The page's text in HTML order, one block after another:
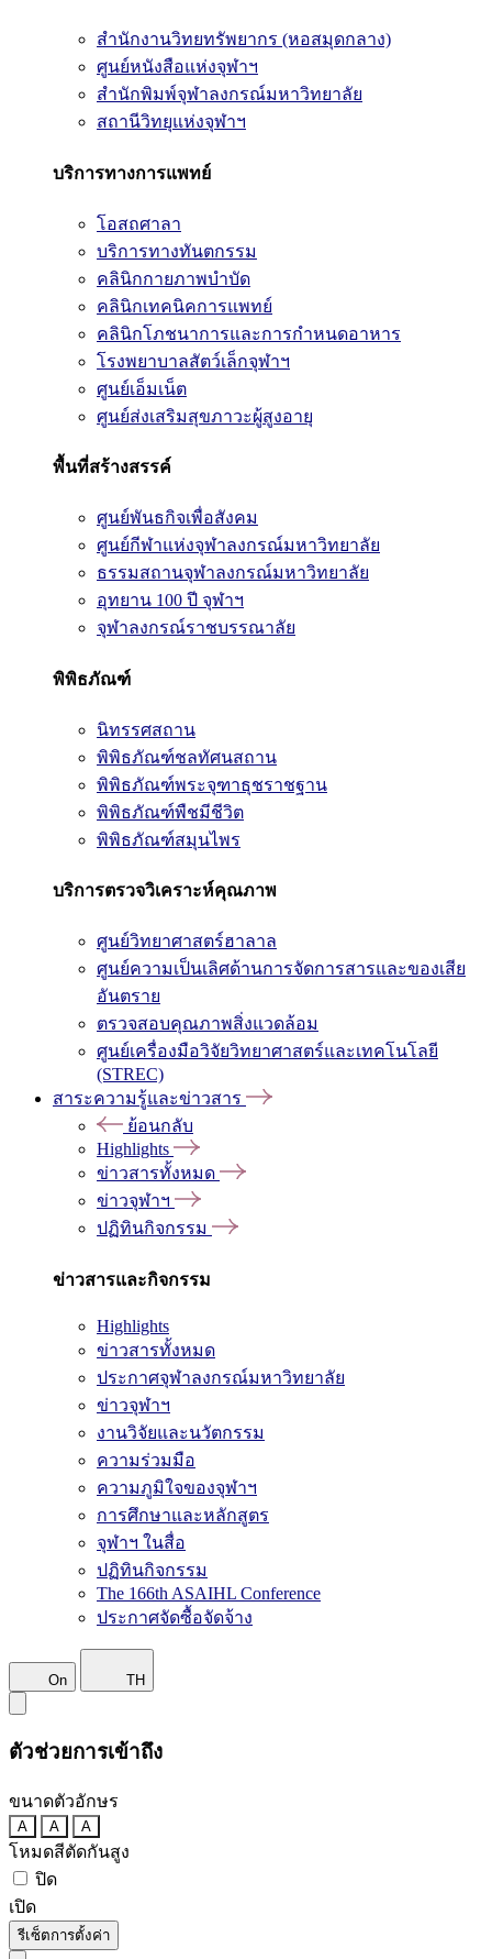
สำนักงานวิทยทรัพยากร (หอสมุดกลาง)
ศูนย์หนังสือแห่งจุฬาฯ
สำนักพิมพ์จุฬาลงกรณ์มหาวิทยาลัย
สถานีวิทยุแห่งจุฬาฯ
บริการทางการแพทย์
โอสถศาลา
บริการทางทันตกรรม
คลินิกกายภาพบำบัด
คลินิกเทคนิคการแพทย์
คลินิกโภชนาการและการกำหนดอาหาร
โรงพยาบาลสัตว์เล็กจุฬาฯ
ศูนย์เอ็มเน็ต
ศูนย์ส่งเสริมสุขภาวะผู้สูงอายุ
พื้นที่สร้างสรรค์
ศูนย์พันธกิจเพื่อสังคม
ศูนย์กีฬาแห่งจุฬาลงกรณ์มหาวิทยาลัย
ธรรมสถานจุฬาลงกรณ์มหาวิทยาลัย
อุทยาน 100 ปี จุฬาฯ
จุฬาลงกรณ์ราชบรรณาลัย
พิพิธภัณฑ์
นิทรรศสถาน
พิพิธภัณฑ์ชลทัศนสถาน
พิพิธภัณฑ์พระจุฑาธุชราชฐาน
พิพิธภัณฑ์พืชมีชีวิต
พิพิธภัณฑ์สมุนไพร
บริการตรวจวิเคราะห์คุณภาพ
ศูนย์วิทยาศาสตร์ฮาลาล
ศูนย์ความเป็นเลิศด้านการจัดการสารและของเสีย
อันตราย
ตรวจสอบคุณภาพสิ่งแวดล้อม
ศูนย์เครื่องมือวิจัยวิทยาศาสตร์และเทคโนโลยี
(STREC)
สาระความรู้และข่าวสาร
ย้อนกลับ
Highlights
ข่าวสารทั้งหมด
ข่าวจุฬาฯ
ปฏิทินกิจกรรม
ข่าวสารและกิจกรรม
Highlights
ข่าวสารทั้งหมด
ประกาศจุฬาลงกรณ์มหาวิทยาลัย
ข่าวจุฬาฯ
งานวิจัยและนวัตกรรม
ความร่วมมือ
ความภูมิใจของจุฬาฯ
การศึกษาและหลักสูตร
จุฬาฯ ในสื่อ
ปฏิทินกิจกรรม
The 166th ASAIHL Conference
ประกาศจัดซื้อจัดจ้าง
On TH
ตัวช่วยการเข้าถึง
ขนาดตัวอักษร
A A A
โหมดสีตัดกันสูง
ปิด
เปิด
รีเซ็ตการตั้งค่า